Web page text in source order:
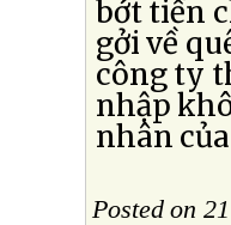
bớt tiền
gởi về
công ty
nhập
nhân
Posted on